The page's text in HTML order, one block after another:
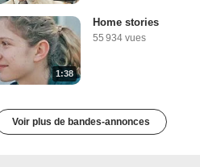
1:38
Home stories
55 934 vues
Voir plus de bandes-annonces